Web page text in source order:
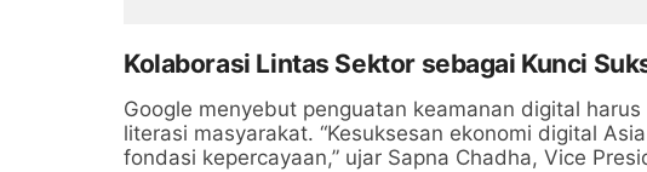
Kolaborasi Lintas Sektor sebagai Kunci
Google menyebut penguatan keamanan digital
literasi masyarakat. “Kesuksesan ekonomi digital
fondasi kepercayaan,” ujar Sapna Chadha, Vice